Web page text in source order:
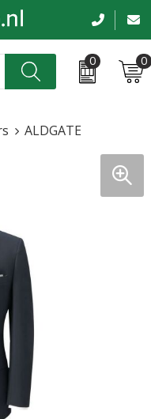
0 0
ALDGATE